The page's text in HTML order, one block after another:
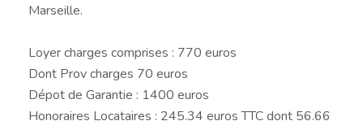
Marseille.
Loyer charges comprises : 770 euros
Dont Prov charges 70 euros
Dépot de Garantie : 1400 euros
Honoraires Locataires : 245.34 euros TTC dont 56.66